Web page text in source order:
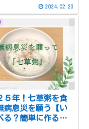
2024.02.23
５年！七草粥を食
病息災を願う【い
る？簡単に作る方